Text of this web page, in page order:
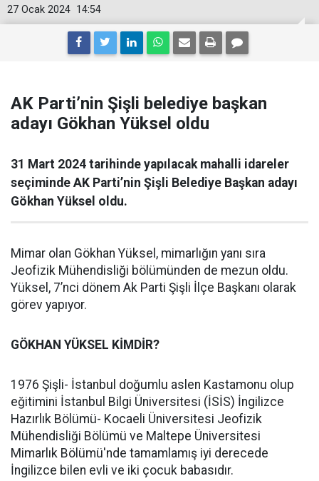
14:54
27 Ocak 2024
AK Parti’nin Şişli belediye başkan
adayı Gökhan Yüksel oldu
31 Mart 2024 tarihinde yapılacak mahalli idareler
seçiminde AK Parti’nin Şişli Belediye Başkan adayı
Gökhan Yüksel oldu.
Mimar olan Gökhan Yüksel, mimarlığın yanı sıra
Jeofizik Mühendisliği bölümünden de mezun oldu.
Yüksel, 7’nci dönem Ak Parti Şişli İlçe Başkanı olarak
görev yapıyor.
GÖKHAN YÜKSEL KİMDİR?
1976 Şişli- İstanbul doğumlu aslen Kastamonu olup
eğitimini İstanbul Bilgi Üniversitesi (İSİS) İngilizce
Hazırlık Bölümü- Kocaeli Üniversitesi Jeofizik
Mühendisliği Bölümü ve Maltepe Üniversitesi
Mimarlık Bölümü'nde tamamlamış iyi derecede
İngilizce bilen evli ve iki çocuk babasıdır.